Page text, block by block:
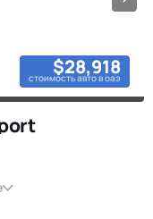
$28,918
стоимость авто в оаэ